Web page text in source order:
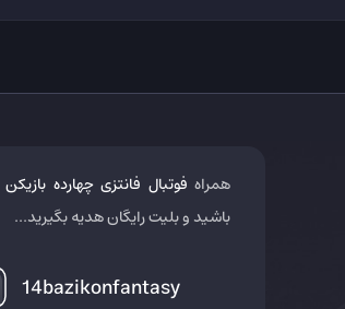
همراه فوتبال فانتزی چهارده بازیکن
باشید و بلیت رایگان هدیه بگیرید...
14bazikonfantasy